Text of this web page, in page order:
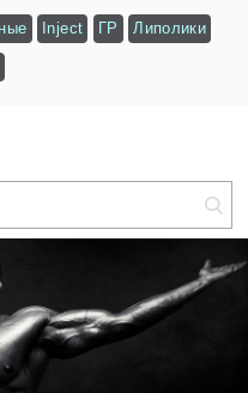
Inject ГР Липолики